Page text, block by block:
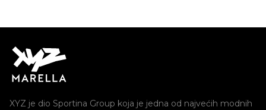
XYZ je dio Sportina Group koja je jedna od najvećih modnih